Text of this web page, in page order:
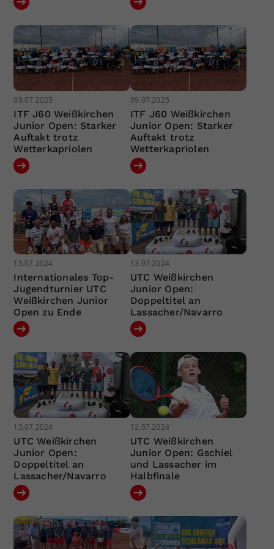
09.07.2025
ITF J60 Weißkirchen
Junior Open: Starker
Auftakt trotz
Wetterkapriolen
09.07.2025
ITF J60 Weißkirchen
Junior Open: Starker
Auftakt trotz
Wetterkapriolen
15.07.2024
Internationales Top-
Jugendturnier UTC
Weißkirchen Junior
Open zu Ende
13.07.2024
UTC Weißkirchen
Junior Open:
Doppeltitel an
Lassacher/Navarro
13.07.2024
UTC Weißkirchen
Junior Open:
Doppeltitel an
Lassacher/Navarro
12.07.2024
UTC Weißkirchen
Junior Open: Gschiel
und Lassacher im
Halbfinale